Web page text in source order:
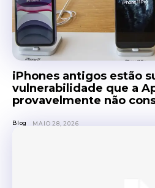
iPhones antigos estão
vulnerabilidade que a
provavelmente não
Blog MAIO 28, 2026